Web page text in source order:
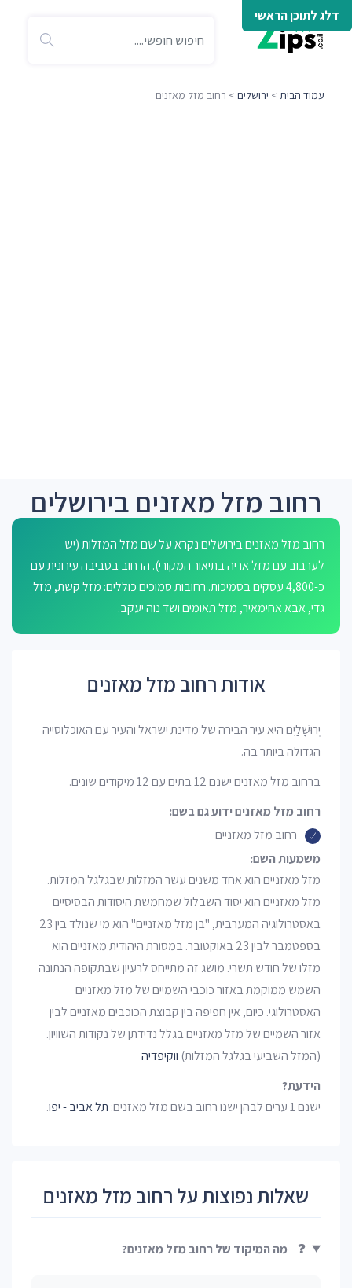
דלג לתוכן הראשי
עמוד הבית > ירושלים > רחוב מזל מאזנים
רחוב מזל מאזנים בירושלים
רחוב מזל מאזנים בירושלים נקרא על שם מזל המזלות (יש
לערבוב עם מזל אריה בתיאור המקורי). הרחוב בסביבה עירונית עם
כ-4,800 עסקים בסמיכות. רחובות סמוכים כוללים: מזל קשת, מזל
גדי, אבא אחימאיר, מזל תאומים ושד נוה יעקב.
אודות רחוב מזל מאזנים
יְרוּשָׁלַיִם היא עיר הבירה של מדינת ישראל והעיר עם האוכלוסייה
הגדולה ביותר בה.
ברחוב מזל מאזנים ישנם 12 בתים עם 12 מיקודים שונים.
רחוב מזל מאזנים ידוע גם בשם:
רחוב מזל מאזניים
משמעות השם:
מזל מאזניים הוא אחד משנים עשר המזלות שבגלגל המזלות.
מזל מאזניים הוא יסוד השבלול שמחמשת היסודות הבסיסיים
באסטרולוגיה המערבית, "בן מזל מאזניים" הוא מי שנולד בין 23
בספטמבר לבין 23 באוקטובר. במסורת היהודית מאזניים הוא
מזלו של חודש תשרי. מושג זה מתייחס לרעיון שבתקופה הנתונה
השמש ממוקמת באזור כוכבי השמיים של מזל מאזניים
האסטרולוגי. כיום, אין חפיפה בין קבוצת הכוכבים מאזניים לבין
אזור השמיים של מזל מאזניים בגלל נדידתן של נקודות השוויון.
(המזל השביעי בגלגל המזלות) ווקיפדיה
הידעת?
ישנם 1 ערים לבהן ישנו רחוב בשם מזל מאזנים:
תל אביב - יפו.
שאלות נפוצות על רחוב מזל מאזנים
❓ מה המיקוד של רחוב מזל מאזנים?